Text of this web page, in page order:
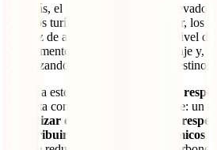
Además, el cambio climático ha elevado
destinos turísticos. Las olas de calor, los
escasez de agua o el aumento del nivel
directamente a la experiencia de viaje y,
amenazando la supervivencia de destinos
Frente a este panorama, el
turismo
presenta como una solución urgente: un
minimizar el impacto ambiental
redistribuir los beneficios económicos